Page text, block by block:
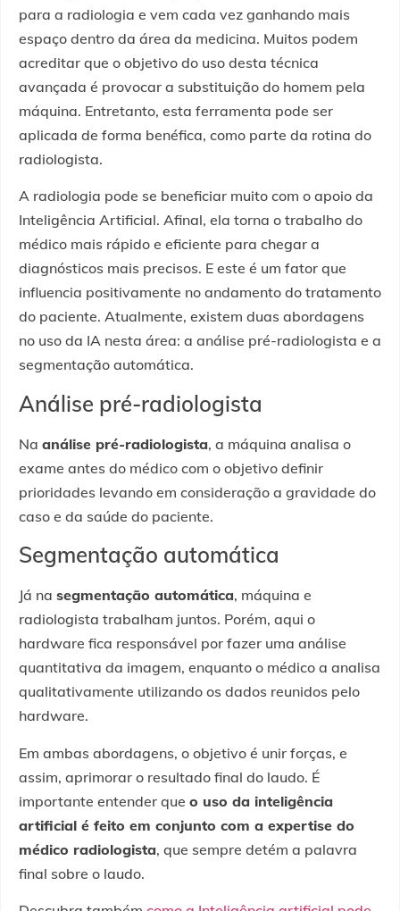
para a radiologia e vem cada vez ganhando mais
espaço dentro da área da medicina. Muitos podem
acreditar que o objetivo do uso desta técnica
avançada é provocar a substituição do homem pela
máquina. Entretanto, esta ferramenta pode ser
aplicada de forma benéfica, como parte da rotina do
radiologista.
A radiologia pode se beneficiar muito com o apoio da
Inteligência Artificial. Afinal, ela torna o trabalho do
médico mais rápido e eficiente para chegar a
diagnósticos mais precisos. E este é um fator que
influencia positivamente no andamento do tratamento
do paciente. Atualmente, existem duas abordagens
no uso da IA nesta área: a análise pré-radiologista e a
segmentação automática.
Análise pré-radiologista
Na análise pré-radiologista, a máquina analisa o
exame antes do médico com o objetivo definir
prioridades levando em consideração a gravidade do
caso e da saúde do paciente.
Segmentação automática
Já na segmentação automática, máquina e
radiologista trabalham juntos. Porém, aqui o
hardware fica responsável por fazer uma análise
quantitativa da imagem, enquanto o médico a analisa
qualitativamente utilizando os dados reunidos pelo
hardware.
Em ambas abordagens, o objetivo é unir forças, e
assim, aprimorar o resultado final do laudo. É
importante entender que o uso da inteligência
artificial é feito em conjunto com a expertise do
médico radiologista, que sempre detém a palavra
final sobre o laudo.